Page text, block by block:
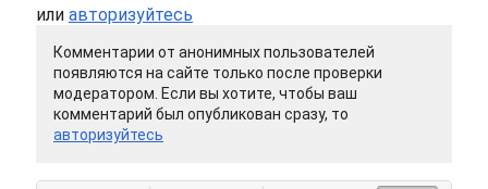
или авторизуйтесь
Комментарии от анонимных пользователей
появляются на сайте только после проверки
модератором. Если вы хотите, чтобы ваш
комментарий был опубликован сразу, то
авторизуйтесь